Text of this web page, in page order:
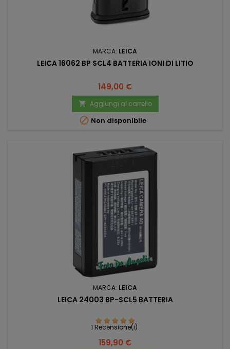
MARCA: LEICA
LEICA 16062 BP SCL4 BATTERIA IONI DI LITIO
Prezzo
149,00 €
 Aggiungi al carrello
 Non disponibile
MARCA: LEICA
LEICA 24003 BP-SCL5 BATTERIA
1 Recensione(i)
Prezzo
159,90 €